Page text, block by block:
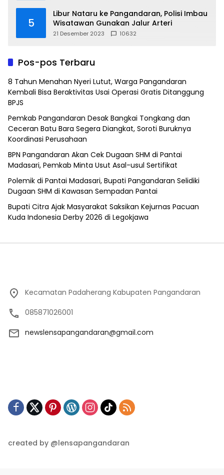
5
Libur Nataru ke Pangandaran, Polisi Imbau
Wisatawan Gunakan Jalur Arteri
21 Desember 2023 10632
Pos-pos Terbaru
8 Tahun Menahan Nyeri Lutut, Warga Pangandaran
Kembali Bisa Beraktivitas Usai Operasi Gratis Ditanggung
BPJS
Pemkab Pangandaran Desak Bangkai Tongkang dan
Ceceran Batu Bara Segera Diangkat, Soroti Buruknya
Koordinasi Perusahaan
BPN Pangandaran Akan Cek Dugaan SHM di Pantai
Madasari, Pemkab Minta Usut Asal-usul Sertifikat
Polemik di Pantai Madasari, Bupati Pangandaran Selidiki
Dugaan SHM di Kawasan Sempadan Pantai
Bupati Citra Ajak Masyarakat Saksikan Kejurnas Pacuan
Kuda Indonesia Derby 2026 di Legokjawa
Kecamatan Padaherang Kabupaten Pangandaran
085871026001
newslensapangandaran@gmail.com
created by @lensapangandaran